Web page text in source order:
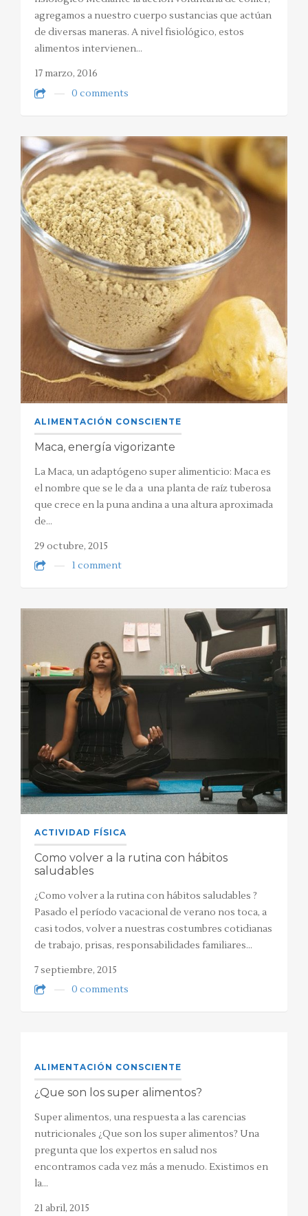
agregamos a nuestro cuerpo sustancias que actúan
de diversas maneras. A nivel fisiológico, estos
alimentos intervienen…
17 marzo, 2016
0 comments
ALIMENTACIÓN CONSCIENTE
Maca, energía vigorizante
La Maca, un adaptógeno super alimenticio: Maca es
el nombre que se le da a una planta de raíz tuberosa
que crece en la puna andina a una altura aproximada
de…
29 octubre, 2015
1 comment
ACTIVIDAD FÍSICA
Como volver a la rutina con hábitos
saludables
¿Como volver a la rutina con hábitos saludables ?
Pasado el período vacacional de verano nos toca, a
casi todos, volver a nuestras costumbres cotidianas
de trabajo, prisas, responsabilidades familiares…
7 septiembre, 2015
0 comments
ALIMENTACIÓN CONSCIENTE
¿Que son los super alimentos?
Super alimentos, una respuesta a las carencias
nutricionales ¿Que son los super alimentos? Una
pregunta que los expertos en salud nos
encontramos cada vez más a menudo. Existimos en
la…
21 abril, 2015